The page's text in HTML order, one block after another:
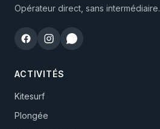
Opérateur direct, sans intermédiaire.
ACTIVITÉS
Kitesurf
Plongée